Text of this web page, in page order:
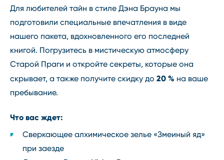
Для любителей тайн в стиле Дэна Брауна мы
подготовили специальные впечатления в виде
нашего пакета, вдохновленного его последней
книгой. Погрузитесь в мистическую атмосферу
Старой Праги и откройте секреты, которые она
скрывает, а также получите скидку до 20 % на ваше
пребывание.
Что вас ждет:
Сверкающее алхимическое зелье «Змеиный яд»
при заезде